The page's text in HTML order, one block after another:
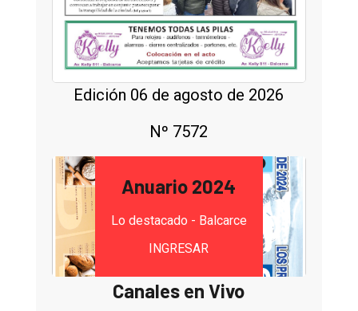
Edición 06 de agosto de 2026
Nº 7572
Anuario 2024
Lo destacado - Balcarce
INGRESAR
Canales en Vivo